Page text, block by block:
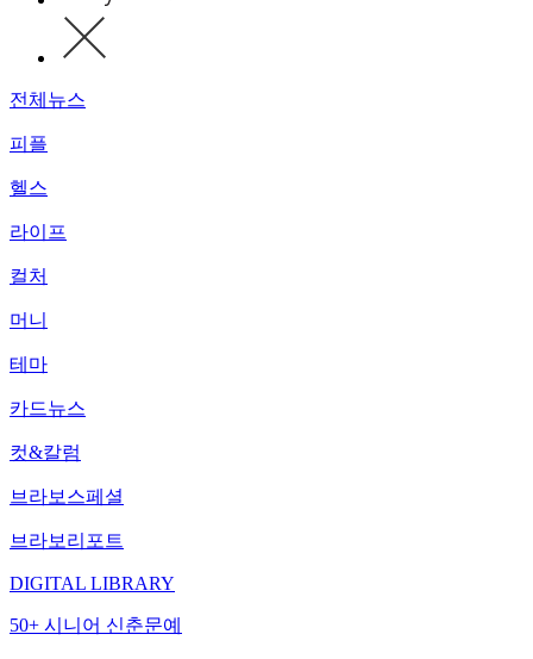
전체뉴스
피플
헬스
라이프
컬처
머니
테마
카드뉴스
컷&칼럼
브라보스페셜
브라보리포트
DIGITAL LIBRARY
50+ 시니어 신춘문예